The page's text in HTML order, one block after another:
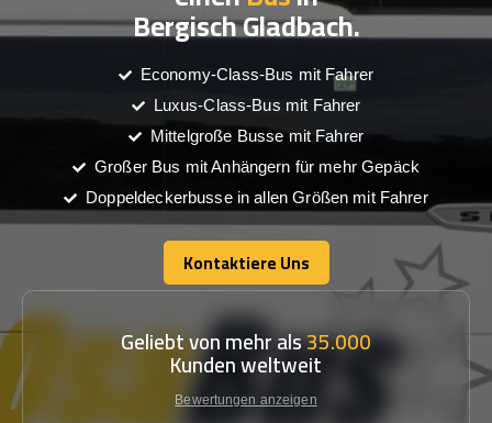
Bergisch Gladbach.
Economy-Class-Bus mit Fahrer
Luxus-Class-Bus mit Fahrer
Mittelgroße Busse mit Fahrer
Großer Bus mit Anhängern für mehr Gepäck
Doppeldeckerbusse in allen Größen mit Fahrer
Kontaktiere Uns
Kontaktiere Uns
Geliebt von mehr als35.000
Kunden weltweit
Bewertungen anzeigen